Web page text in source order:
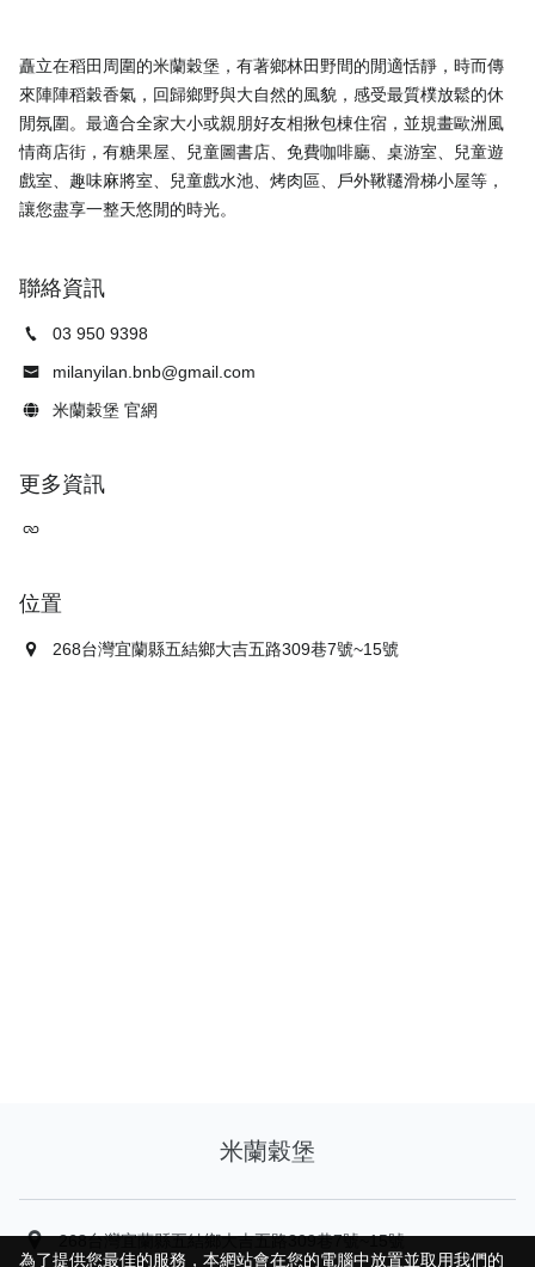
矗立在稻田周圍的米蘭穀堡，有著鄉林田野間的閒適恬靜，時而傳
來陣陣稻穀香氣，回歸鄉野與大自然的風貌，感受最質樸放鬆的休
閒氛圍。最適合全家大小或親朋好友相揪包棟住宿，並規畫歐洲風
情商店街，有糖果屋、兒童圖書店、免費咖啡廳、桌游室、兒童遊
戲室、趣味麻將室、兒童戲水池、烤肉區、戶外鞦韆滑梯小屋等，
聯絡資訊
03 950 9398
milanyilan.bnb@gmail.com
米蘭穀堡 官網
更多資訊
位置
268台灣宜蘭縣五結鄉大吉五路309巷7號~15號
米蘭穀堡
268台灣宜蘭縣五結鄉大吉五路309巷7號~15號
為了提供您最佳的服務，本網站會在您的電腦中放置並取用我們的
為了提供您最佳的服務，本網站會在您的電腦中放置並取用我們的